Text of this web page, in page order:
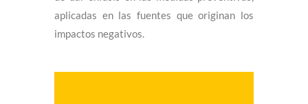
aplicadas en las fuentes que originan los
impactos negativos.